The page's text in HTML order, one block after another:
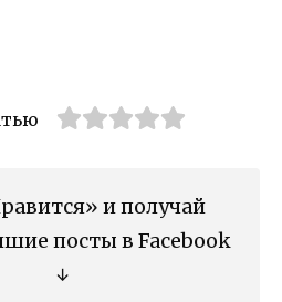
и получай
посты в Facebook
↓